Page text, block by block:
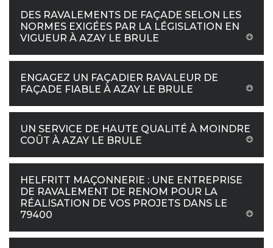
DES RAVALEMENTS DE FAÇADE SELON LES
NORMES EXIGÉES PAR LA LÉGISLATION EN
VIGUEUR À AZAY LE BRULE
ENGAGEZ UN FAÇADIER RAVALEUR DE
FAÇADE FIABLE À AZAY LE BRULE
UN SERVICE DE HAUTE QUALITÉ À MOINDRE
COÛT À AZAY LE BRULE
HELFRITT MAÇONNERIE : UNE ENTREPRISE
DE RAVALEMENT DE RENOM POUR LA
RÉALISATION DE VOS PROJETS DANS LE
79400